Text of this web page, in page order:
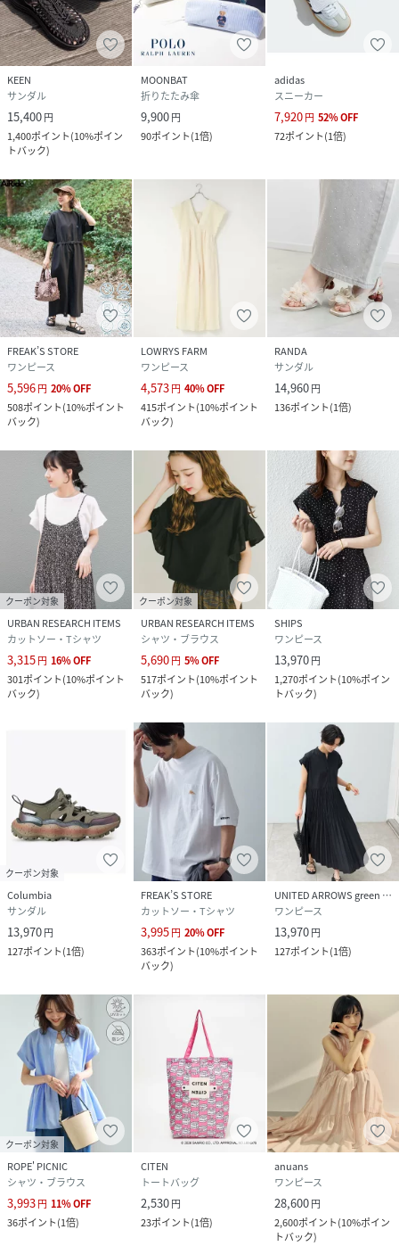
KEEN
サンダル
15,400円
1,400ポイント(10%ポイン
トバック)
MOONBAT
折りたたみ傘
9,900円
90ポイント(1倍)
adidas
スニーカー
7,920円 52%OFF
72ポイント(1倍)
FREAK’S STORE
ワンピース
5,596円 20%OFF
508ポイント(10%ポイント
バック)
LOWRYS FARM
ワンピース
4,573円 40%OFF
415ポイント(10%ポイント
バック)
RANDA
サンダル
14,960円
136ポイント(1倍)
クーポン対象
URBAN RESEARCH ITEMS
カットソー・Tシャツ
3,315円 16%OFF
301ポイント(10%ポイント
バック)
クーポン対象
URBAN RESEARCH ITEMS
シャツ・ブラウス
5,690円 5%OFF
517ポイント(10%ポイント
バック)
SHIPS
ワンピース
13,970円
1,270ポイント(10%ポイン
トバック)
クーポン対象
Columbia
サンダル
13,970円
127ポイント(1倍)
FREAK’S STORE
カットソー・Tシャツ
3,995円 20%OFF
363ポイント(10%ポイント
バック)
UNITED ARROWS green label relaxing
ワンピース
13,970円
127ポイント(1倍)
クーポン対象
ROPE' PICNIC
シャツ・ブラウス
3,993円 11%OFF
36ポイント(1倍)
CITEN
トートバッグ
2,530円
23ポイント(1倍)
anuans
ワンピース
28,600円
2,600ポイント(10%ポイン
トバック)